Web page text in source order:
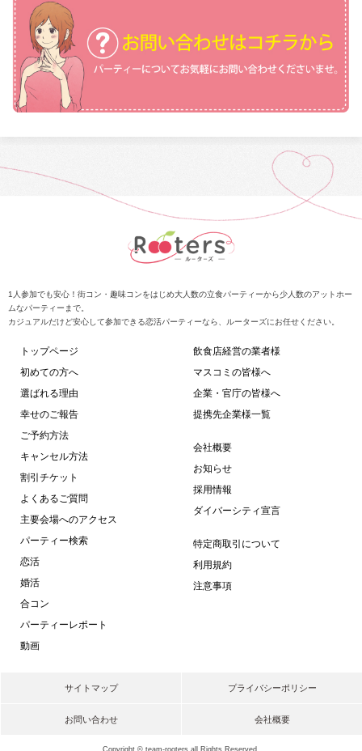
1人参加でも安心！街コン・趣味コンをはじめ大人数の立食パーティーから少人数のアットホー
ムなパーティーまで。
カジュアルだけど安心して参加できる恋活パーティーなら、ルーターズにお任せください。
トップページ
初めての方へ
選ばれる理由
幸せのご報告
ご予約方法
キャンセル方法
割引チケット
よくあるご質問
主要会場へのアクセス
パーティー検索
恋活
婚活
合コン
パーティーレポート
動画
飲食店経営の業者様
マスコミの皆様へ
企業・官庁の皆様へ
提携先企業様一覧
会社概要
お知らせ
採用情報
ダイバーシティ宣言
特定商取引について
利用規約
注意事項
サイトマップ プライバシーポリシー
お問い合わせ 会社概要
Copyright © team-rooters all Rights Reserved.